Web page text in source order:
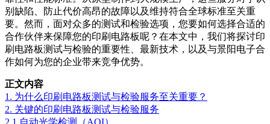
别缺陷、防止代价高昂的故障以及维持符合全球标准至关重
要。然而，面对众多的测试和检验选项，您要如何选择合适的
合作伙伴来保障您的印刷电路板呢？在本文中，我们将探讨印
刷电路板测试与检验的重要性、最新技术，以及与景阳电子合
作如何为您的企业带来竞争优势。
正文内容
1. 为什么印刷电路板测试与检验服务至关重要？
2. 关键的印刷电路板测试与检验服务
2.1 自动光学检测（AOI）